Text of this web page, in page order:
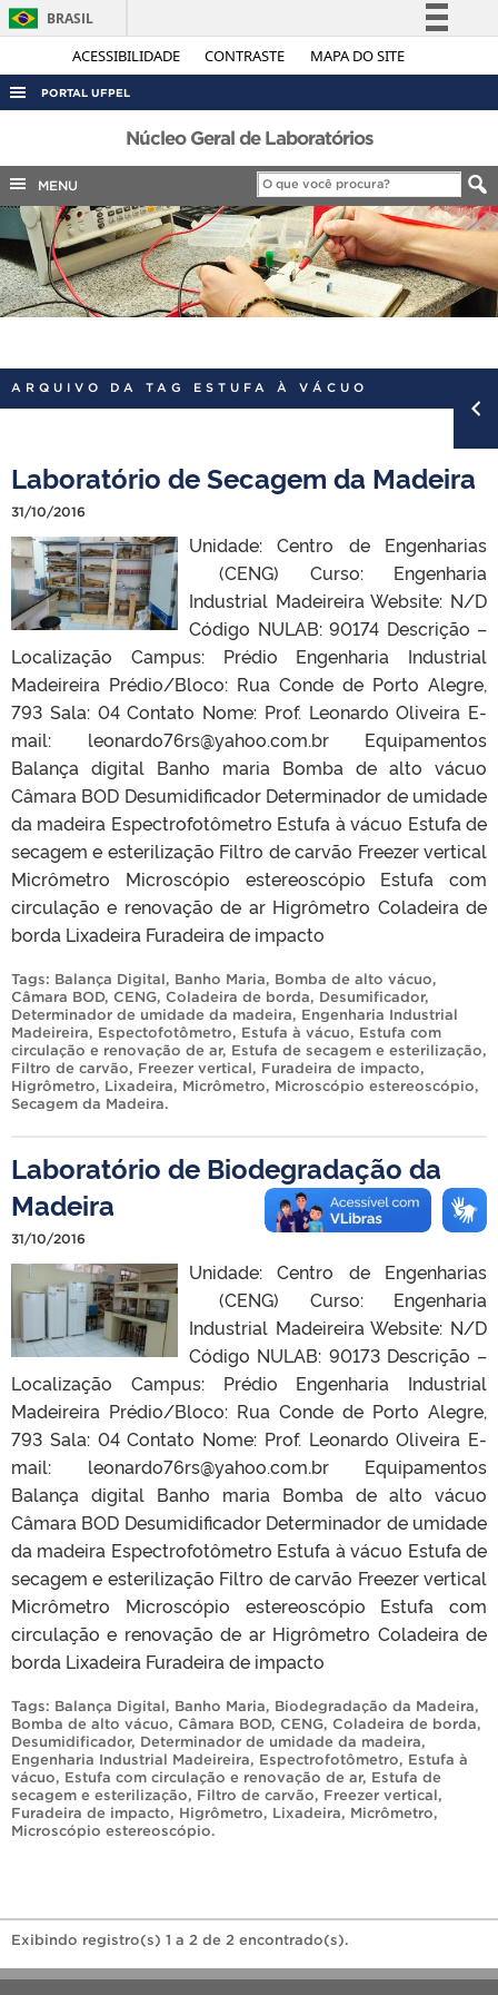
ACESSIBILIDADE CONTRASTE MAPA DO SITE
BRASIL
Simplifique!
Legislação
Canais
PORTAL UFPEL
ACESSO À INFORMAÇÃO
AUDITORIA
COBALTO
CONCURSOS
EDITAIS
INTERNACIONAL
PORTARIAS
Núcleo Geral de Laboratórios
MENU
ARQUIVO DA TAG ESTUFA À VÁCUO
Laboratório de Secagem da Madeira
31/10/2016
Unidade: Centro de Engenharias
(CENG) Curso: Engenharia
Industrial Madeireira Website: N/D
Código NULAB: 90174 Descrição –
Localização Campus: Prédio Engenharia Industrial
Madeireira Prédio/Bloco: Rua Conde de Porto Alegre,
793 Sala: 04 Contato Nome: Prof. Leonardo Oliveira E-
mail: leonardo76rs@yahoo.com.br Equipamentos
Balança digital Banho maria Bomba de alto vácuo
Câmara BOD Desumidificador Determinador de umidade
da madeira Espectrofotômetro Estufa à vácuo Estufa de
secagem e esterilização Filtro de carvão Freezer vertical
Micrômetro Microscópio estereoscópio Estufa com
circulação e renovação de ar Higrômetro Coladeira de
borda Lixadeira Furadeira de impacto
Tags: Balança Digital, Banho Maria, Bomba de alto vácuo,
Câmara BOD, CENG, Coladeira de borda, Desumificador,
Determinador de umidade da madeira, Engenharia Industrial
Madeireira, Espectofotômetro, Estufa à vácuo, Estufa com
circulação e renovação de ar, Estufa de secagem e esterilização,
Filtro de carvão, Freezer vertical, Furadeira de impacto,
Higrômetro, Lixadeira, Micrômetro, Microscópio estereoscópio,
Secagem da Madeira.
Laboratório de Biodegradação da
Madeira
31/10/2016
Unidade: Centro de Engenharias
(CENG) Curso: Engenharia
Industrial Madeireira Website: N/D
Código NULAB: 90173 Descrição –
Localização Campus: Prédio Engenharia Industrial
Madeireira Prédio/Bloco: Rua Conde de Porto Alegre,
793 Sala: 04 Contato Nome: Prof. Leonardo Oliveira E-
mail: leonardo76rs@yahoo.com.br Equipamentos
Balança digital Banho maria Bomba de alto vácuo
Câmara BOD Desumidificador Determinador de umidade
da madeira Espectrofotômetro Estufa à vácuo Estufa de
secagem e esterilização Filtro de carvão Freezer vertical
Micrômetro Microscópio estereoscópio Estufa com
circulação e renovação de ar Higrômetro Coladeira de
borda Lixadeira Furadeira de impacto
Tags: Balança Digital, Banho Maria, Biodegradação da Madeira,
Bomba de alto vácuo, Câmara BOD, CENG, Coladeira de borda,
Desumidificador, Determinador de umidade da madeira,
Engenharia Industrial Madeireira, Espectrofotômetro, Estufa à
vácuo, Estufa com circulação e renovação de ar, Estufa de
secagem e esterilização, Filtro de carvão, Freezer vertical,
Furadeira de impacto, Higrômetro, Lixadeira, Micrômetro,
Microscópio estereoscópio.
Exibindo registro(s) 1 a 2 de 2 encontrado(s).